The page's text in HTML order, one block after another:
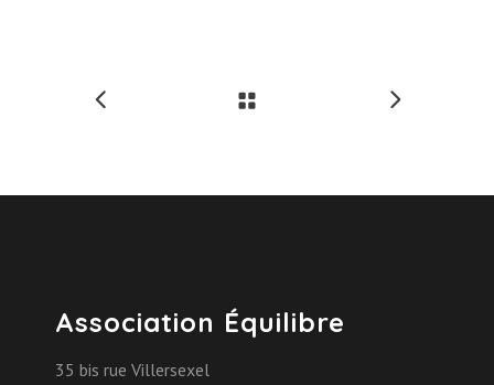
Association Équilibre
35 bis rue Villersexel